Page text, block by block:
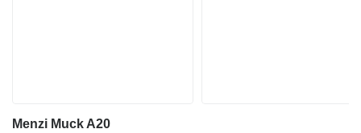
Menzi Muck A20